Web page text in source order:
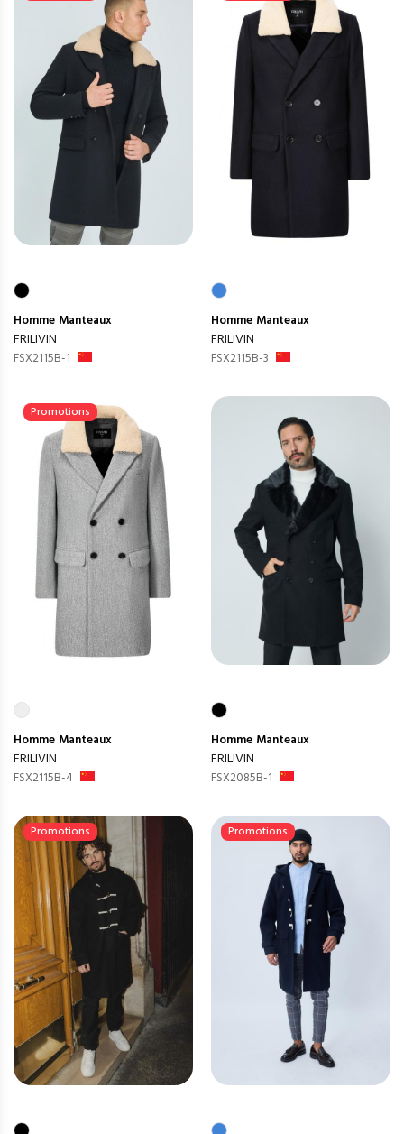
Homme Manteaux
FRILIVIN
FSX2115B-1
Homme Manteaux
FRILIVIN
FSX2115B-3
Promotions
Homme Manteaux
FRILIVIN
FSX2115B-4
Homme Manteaux
FRILIVIN
FSX2085B-1
Promotions Promotions